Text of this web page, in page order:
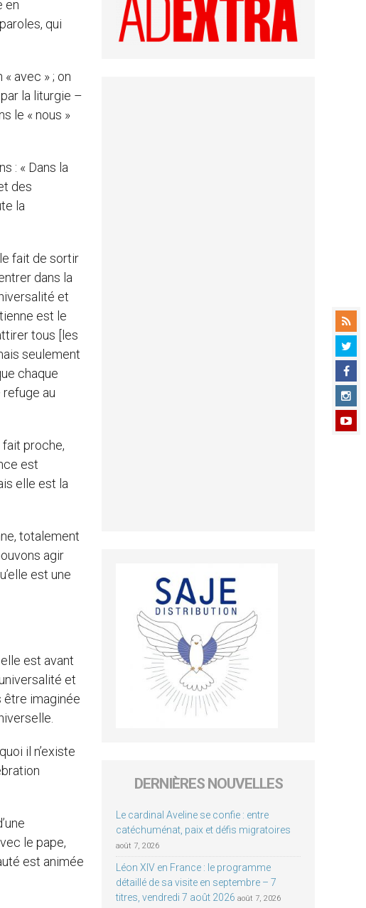
en
qui
avec » ; on
la liturgie –
le « nous »
: « Dans la
des
la
fait de sortir
dans la
et
est le
tous [les
seulement
chaque
au
fait proche,
est
elle est la
totalement
agir
est une
est avant
et
être imaginée
il n’existe
le pape,
est animée
DERNIÈRES NOUVELLES
Le cardinal Aveline se confie : entre
catéchuménat, paix et défis migratoires
août 7, 2026
Léon XIV en France : le programme
détaillé de sa visite en septembre – 7
titres, vendredi 7 août 2026 août 7, 2026